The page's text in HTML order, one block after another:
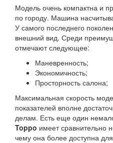
Модель очень компактна и
по городу. Машина
У самого последнего
внешний вид. Среди
отмечают следующее:
Маневренность;
Экономичность;
Просторность салона;
Максимальная скорость
показателей вполне
делам. Есть еще один
Toppo имеет сравнительно
чему она более доступна